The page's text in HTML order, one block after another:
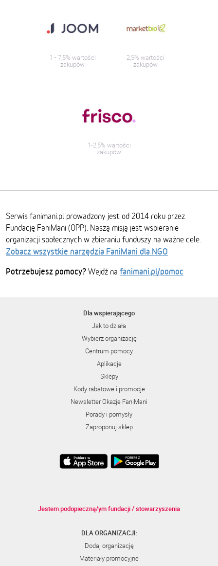
1 - 7,5% wartości
zakupów
2,5% wartości
zakupów
1-2,5% wartości
zakupów
Serwis fanimani.pl prowadzony jest od 2014 roku przez
Fundację FaniMani (OPP). Naszą misją jest wspieranie
organizacji społecznych w zbieraniu funduszy na ważne cele.
Zobacz wszystkie narzędzia FaniMani dla NGO
Potrzebujesz pomocy? Wejdź na fanimani.pl/pomoc
Dla wspierającego
Jak to działa
Wybierz organizację
Centrum pomocy
Aplikacje
Sklepy
Kody rabatowe i promocje
Newsletter Okazje FaniMani
Porady i pomysły
Zaproponuj sklep
Jestem podopieczną/ym fundacji / stowarzyszenia
DLA ORGANIZACJI:
Dodaj organizację
Materiały promocyjne